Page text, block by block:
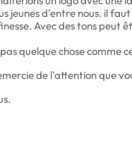
jeunes d'entre nous. il
Avec des tons peut
quelque chose comme
de l'attention que